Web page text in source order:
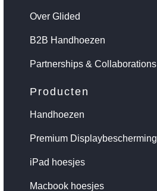
Over Glided
B2B Handhoezen
Partnerships & Collaborations
Producten
Handhoezen
Premium Displaybescherming
iPad hoesjes
Macbook hoesjes